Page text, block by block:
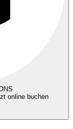
online buchen